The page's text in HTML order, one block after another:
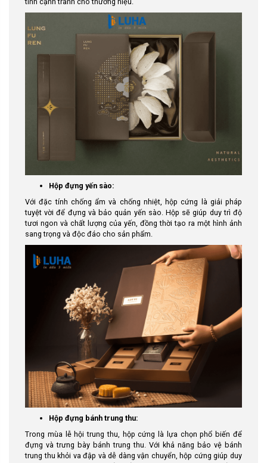
Hộp đựng yến sào:
Với đặc tính chống ẩm và chống nhiệt, hộp cứng là giải pháp
tuyệt vời để đựng và bảo quản yến sào. Hộp sẽ giúp duy trì độ
tươi ngon và chất lượng của yến, đồng thời tạo ra một hình ảnh
sang trọng và độc đáo cho sản phẩm.
Hộp đựng bánh trung thu:
Trong mùa lễ hội trung thu, hộp cứng là lựa chọn phổ biến để
đựng và trưng bày bánh trung thu. Với khả năng bảo vệ bánh
trung thu khỏi va đập và dễ dàng vận chuyển, hộp cứng giúp duy